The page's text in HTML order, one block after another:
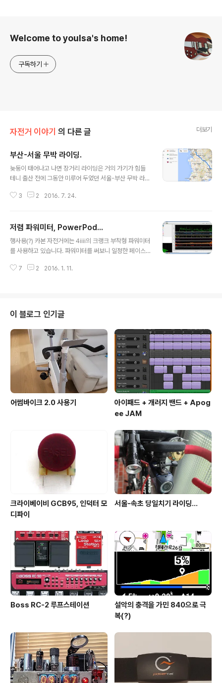
Welcome to youlsa's home!
구독하기
자전거 이야기 의 다른 글 더보기
부산-서울 무박 라이딩.
늦둥이 태어나고 나면 장거리 라이딩은 거의 가기가 힘들
테니 출산 전에 그동안 미루어 두었던 서울-부산 무박 라이
많은 라이더들이 도전하는 라이딩이고, 업힐 위주가 아닌
아야 하고, 라이딩 당일의 날씨에 큰 영향을 받는다고 합니
다. "서울 부산 GPX" 이런 식으로 검색하면 수많은 서울-
부산 코스파일이 나옵니다만, 그 중에 아래의 기사가 생각
까 생각을 하게 되었습니다. (물론, "1억원 기부" 부분은 빼
3 2 2016. 7. 24.
저렴 파워미터, PowerPod...
행사용(?) 카본 자전거에는 4iiii의 크랭크 부착형 파워미터
를 사용하고 있습니다. 파워미터를 써보니 일정한 페이스
를 통해 FTP 파워 값을 구해놓고 나면 (저는 284W -_- )
싶었었지만 비싼 가격때문에 어쩔 수가 없었습니다. 그러
다가, Kickstarter에 뜬 $269짜리 PowerPod라는 파
워미터 프로젝트를 보고 돈을 넣어서 12월에 제품을 받았
습니다. (지금은 $299) 킥스타터에 올라온걸 보고 별 이
름 없는 회사인 줄 알았더니 IBike Newton등을 만든 Vel
7 2 2016. 1. 11.
이 블로그 인기글
어썸바이크 2.0 사용기
아이패드 + 개러지 밴드 + Apog
ee JAM
크라이베이비 GCB95, 인덕터 모
디파이
서울-속초 당일치기 라이딩...
Boss RC-2 루프스테이션
설악의 충격을 가민 840으로 극
복(?)